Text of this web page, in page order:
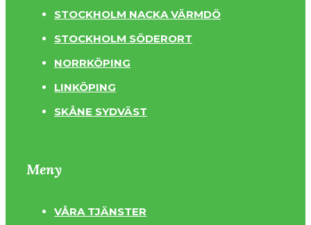
STOCKHOLM NACKA VÄRMDÖ
STOCKHOLM SÖDERORT
NORRKÖPING
LINKÖPING
SKÅNE SYDVÄST
Meny
VÅRA TJÄNSTER